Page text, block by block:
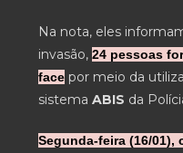
Na nota, eles
invasão,24 pessoas
face por meio da
sistemaABIS da
Segunda-feira (16/01),